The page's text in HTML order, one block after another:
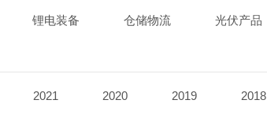
锂电装备 仓储物流 光伏产品
2021 2020 2019 2018